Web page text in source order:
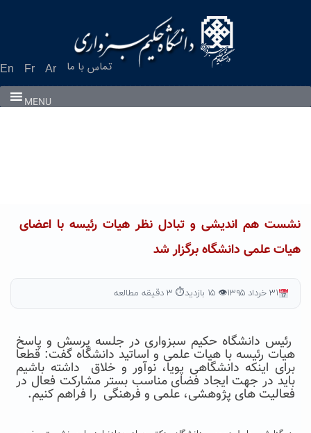
En Fr Ar تماس با ما
MENU
نشست هم اندیشی و تبادل نظر هیات رئیسه با اعضای
هیات علمی دانشگاه برگزار شد
۳۱ خرداد ۱۳۹۵ 👁 ۱۵ بازدید ⏱ ۳ دقیقه مطالعه
رئیس دانشگاه حکیم سبزواری در جلسه پرسش و پاسخ
هیات رئیسه با هیات علمی و اساتید دانشگاه گفت: قطعا
برای اینکه دانشگاهی پویا، نوآور و خلاق داشته باشیم
باید در جهت ایجاد فضای مناسب بستر مشارکت فعال در
فعالیت های پژوهشی، علمی و فرهنگی را فراهم کنیم.